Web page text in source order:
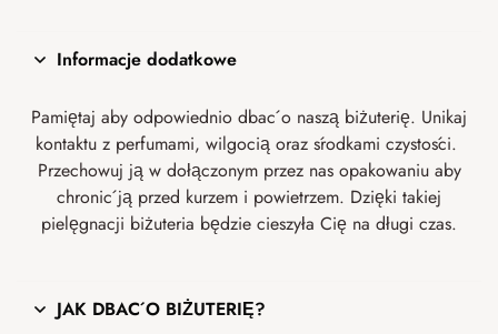
Informacje dodatkowe
Pamiętaj aby odpowiednio dbać o naszą biżuterię. Unikaj
kontaktu z perfumami, wilgocią oraz środkami czystości.
Przechowuj ją w dołączonym przez nas opakowaniu aby
chronić ją przed kurzem i powietrzem. Dzięki takiej
pielęgnacji biżuteria będzie cieszyła Cię na długi czas.
JAK DBAĆ O BIŻUTERIĘ?